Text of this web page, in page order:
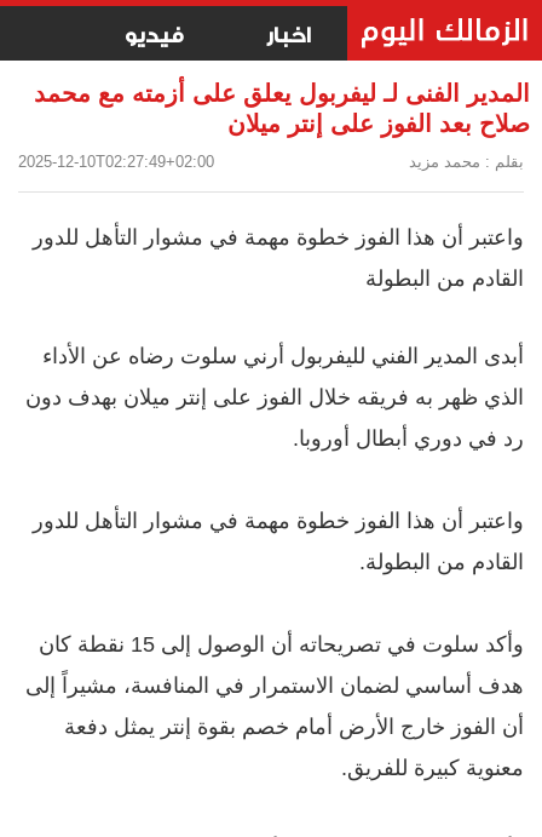
اخبار فيديو
المدير الفنى لـ ليفربول يعلق على أزمته مع محمد
صلاح بعد الفوز على إنتر ميلان
بقلم : محمد مزيد 2025-12-10T02:27:49+02:00
واعتبر أن هذا الفوز خطوة مهمة في مشوار التأهل للدور
القادم من البطولة
أبدى المدير الفني لليفربول أرني سلوت رضاه عن الأداء
الذي ظهر به فريقه خلال الفوز على إنتر ميلان بهدف دون
رد في دوري أبطال أوروبا.
واعتبر أن هذا الفوز خطوة مهمة في مشوار التأهل للدور
القادم من البطولة.
وأكد سلوت في تصريحاته أن الوصول إلى 15 نقطة كان
هدف أساسي لضمان الاستمرار في المنافسة، مشيراً إلى
أن الفوز خارج الأرض أمام خصم بقوة إنتر يمثل دفعة
معنوية كبيرة للفريق.